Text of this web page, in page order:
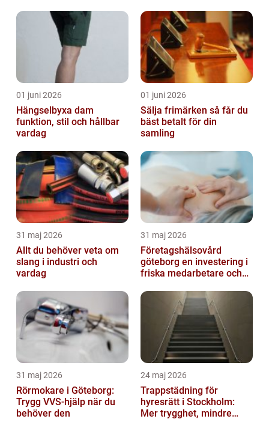
01 juni 2026
Hängselbyxa dam
funktion, stil och hållbar
vardag
01 juni 2026
Sälja frimärken så får du
bäst betalt för din
samling
31 maj 2026
Allt du behöver veta om
slang i industri och
vardag
31 maj 2026
Företagshälsovård
göteborg en investering i
friska medarbetare och
31 maj 2026
Rörmokare i Göteborg:
Trygg VVS-hjälp när du
behöver den
24 maj 2026
Trappstädning för
hyresrätt i Stockholm:
Mer trygghet, mindre